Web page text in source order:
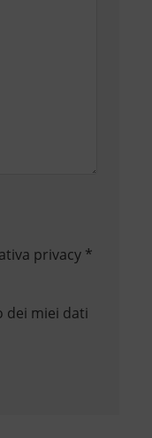
privacy*
dei miei dati